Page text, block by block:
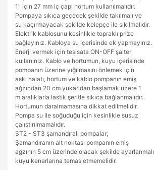
1" için 27 mm iç çapı hortum kullanılmalıdır.
Pompaya sıkıca geçecek şekilde takılmalı ve
su kaçırmayacak şekilde kelepçe ile sıkılmalıdır.
Elektrik kablosunu kesinlikle topraklı prize
bağlayınız. Kabloya su içerisinde ek yapmayınız.
Enerji vermek için tesisata ON-OFF şalter
kullanınız. Kablo ve hortumun, kuyu içerisinde
pompanın üzerine yığılmasını önlemek için
askı halatı, hortum ve kablo pompanın emiş
ağzından 20 cm yukarıdan başlamak üzere 1
m aralıklarla lastik şeritle sıkıca bağlanmalıdır.
Hortumun daralmamasına dikkat edilmelidir.
Pompa su ile soğuduğu için kesinlikle susuz
çalıştırılmamalıdır.
ST2 - ST3 şamandıralı pompalar;
Şamandıranın alt noktası pompanın emiş
ağzının 5 cm üzerinde olacak şekilde ayarlanmalı
kuyu kenarlarına temas etmemelidir.